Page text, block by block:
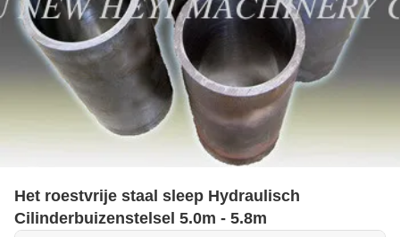
Het roestvrije staal sleep Hydraulisch
Cilinderbuizenstelsel 5.0m - 5.8m